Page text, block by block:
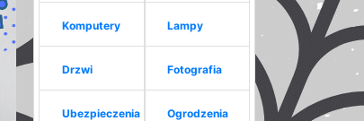
Komputery
Drzwi
Ubezpieczenia
Lampy
Fotografia
Ogrodzenia